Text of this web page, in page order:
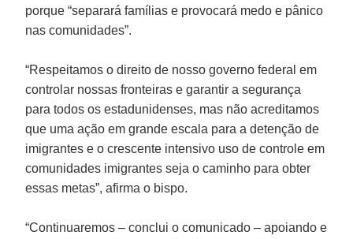
porque “separará famílias e provocará medo e pânico
nas comunidades”.
“Respeitamos o direito de nosso governo federal em
controlar nossas fronteiras e garantir a segurança
para todos os estadunidenses, mas não acreditamos
que uma ação em grande escala para a detenção de
imigrantes e o crescente intensivo uso de controle em
comunidades imigrantes seja o caminho para obter
essas metas”, afirma o bispo.
“Continuaremos – conclui o comunicado – apoiando e